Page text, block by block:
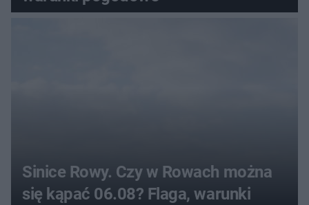
Sinice Rowy. Czy w Rowach można
się kąpać 06.08? Flaga, warunki